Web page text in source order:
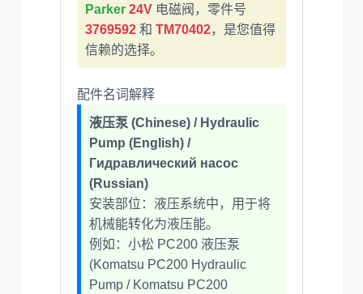
山猫
潍柴
Parker 24V电磁阀，零件号
3769592和 TM70402，是您值得
信赖的选择。
配件名词解释
液压泵 (Chinese) / Hydraulic
Pump (English) /
Гидравлический насос
(Russian)
安装部位：液压系统中，用于将
机械能转化为液压能。
例如：小松 PC200 液压泵
(Komatsu PC200 Hydraulic
Pump / Komatsu PC200